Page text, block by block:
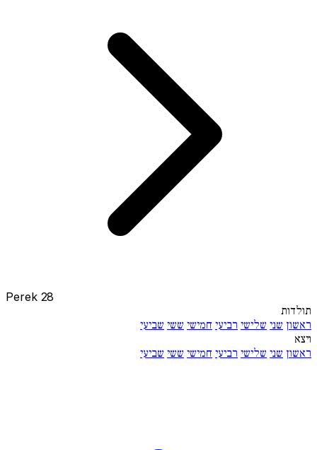
Perek 28
תולדות
ראשון שני שלישי רביעי חמישי ששי שביעי
ויצא
ראשון שני שלישי רביעי חמישי ששי שביעי